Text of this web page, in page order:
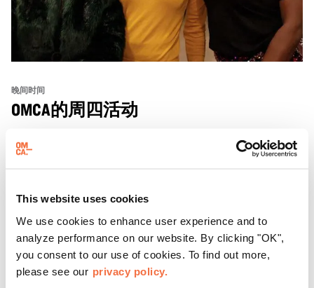
This website uses cookies
We use cookies to enhance user experience and to
analyze performance on our website. By clicking "OK",
you consent to our use of cookies. To find out more,
please see our privacy policy.
晚间时间
OMCA的周四活动
来OMCA体验“周四之夜”（ThursDates）——这是您每周
Fare Cafe与朋友畅聊，在音乐声中品尝饮品和小食；或者
探索那些在夜幕下焕发活力的展厅，那里将呈现快闪表演、
主题对谈、现场绘画等丰富活动——仅限成人参与！